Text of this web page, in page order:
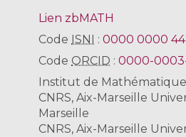
Lien zbMATH
Code ISNI :0000 0000
Code ORCID :0000-
Institut de
CNRS, Aix-Marseille
Marseille
CNRS, Aix-Marseille